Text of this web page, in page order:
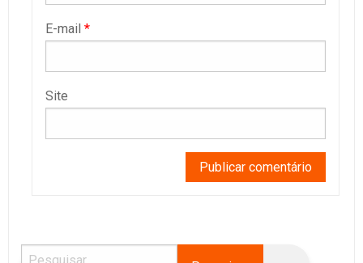
E-mail *
Site